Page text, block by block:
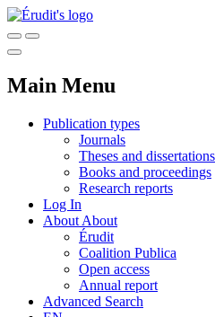
Main Menu
Publication types
Journals
Theses and dissertations
Books and proceedings
Research reports
Log In
About About
Érudit
Coalition Publica
Open access
Annual report
Advanced Search